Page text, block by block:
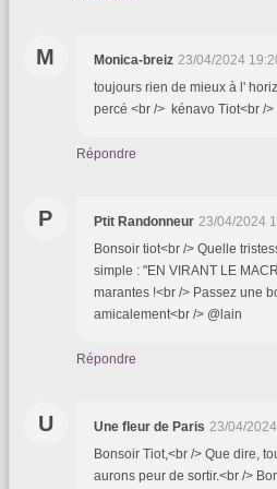
M Monica-breiz 23/04/2024
toujours rien de mieux à l'
percé <br /> kénavo Tiot<br />
Répondre
P Ptit Randonneur 23/04/2024
Bonsoir tiot<br /> Quelle
simple : "EN VIRANT LE
marantes !<br /> Passez une
amicalement<br /> @lain
Répondre
U Une fleur de Paris 23/04/
Bonsoir Tiot,<br /> Que dire,
aurons peur de sortir.<br />